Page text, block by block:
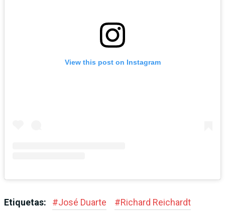
View this post on Instagram
Etiquetas: #José Duarte #Richard Reichardt